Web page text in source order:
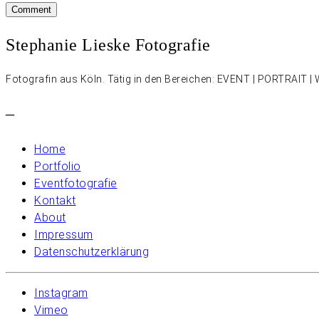
Stephanie Lieske Fotografie
Fotografin aus Köln. Tätig in den Bereichen: EVENT | PORTRAIT |
–
Home
Portfolio
Eventfotografie
Kontakt
About
Impressum
Datenschutzerklärung
Instagram
Vimeo